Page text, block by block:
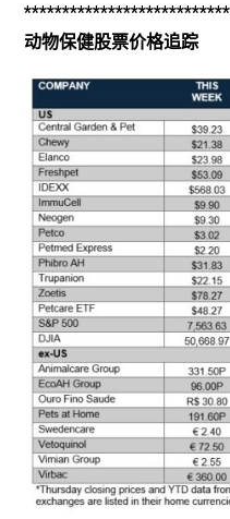
动物保健股票价格追踪